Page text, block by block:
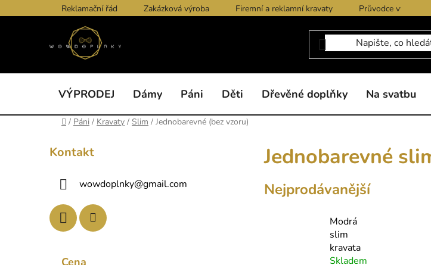
na
Reklamační řád Zakázková výroba Firemní a reklamní kravaty Průvodce výběrem
VÝPRODEJ Dámy Páni Děti Dřevěné doplňky Na svatbu
Domů
/ Páni / Kravaty / Slim / Jednobarevné (bez vzoru)
o
r
a
n
Kontakt
wowdoplnky@gmail.com
Cena
Jednobarevné
Nejprodávanější
Modrá
slim
kravata
Skladem